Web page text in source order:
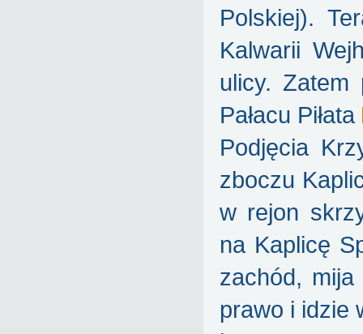
Polskiej).
Kalwarii
ulicy. Zatem
Pałacu Piłata
Podjęcia
zboczu
w rejon
na Kaplicę
zachód,
prawo i idzie